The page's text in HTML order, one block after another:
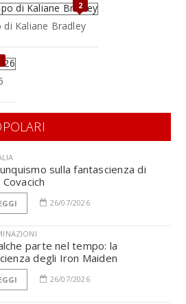
2
Kaliane Bradley
sulla fantascienza di
26/07/2026
parte nel tempo: la
degli Iron Maiden
26/07/2026